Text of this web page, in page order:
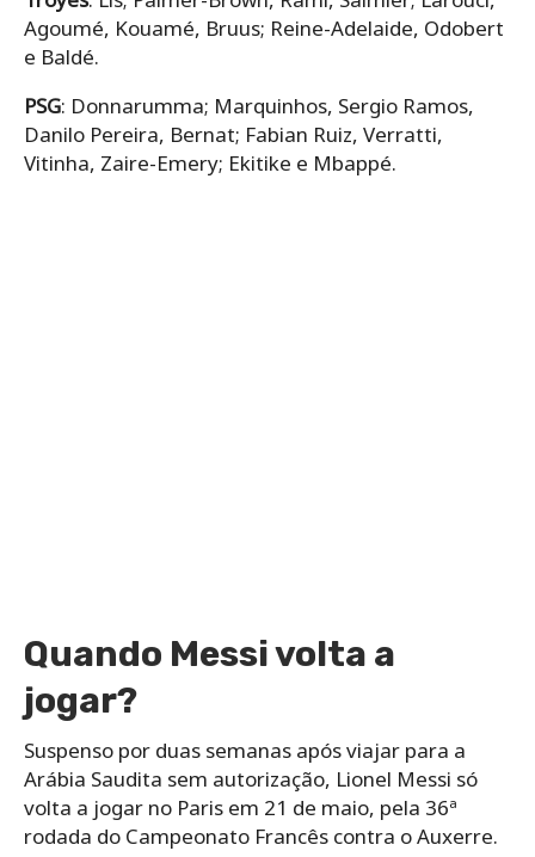
Agoumé, Kouamé, Bruus; Reine-Adelaide, Odobert
e Baldé.
PSG: Donnarumma; Marquinhos, Sergio Ramos,
Danilo Pereira, Bernat; Fabian Ruiz, Verratti,
Vitinha, Zaire-Emery; Ekitike e Mbappé.
Quando Messi volta a
jogar?
Suspenso por duas semanas após viajar para a
Arábia Saudita sem autorização, Lionel Messi só
volta a jogar no Paris em 21 de maio, pela 36ª
rodada do Campeonato Francês contra o Auxerre.